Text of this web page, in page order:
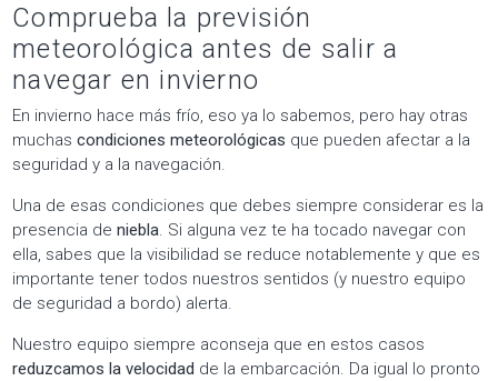
Comprueba la previsión
meteorológica antes de salir a
navegar en invierno
En invierno hace más frío, eso ya lo sabemos, pero hay otras
muchascondiciones meteorológicas que pueden afectar a la
seguridad y a la navegación.
Una de esas condiciones que debes siempre considerar es la
presencia deniebla. Si alguna vez te ha tocado navegar con
ella, sabes que la visibilidad se reduce notablemente y que es
importante tener todos nuestros sentidos (y nuestro equipo
de seguridad a bordo) alerta.
Nuestro equipo siempre aconseja que en estos casos
reduzcamos la velocidad de la embarcación. Da igual lo pronto